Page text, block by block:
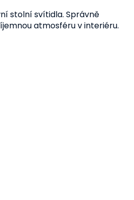
stolní svítidla. Správně
atmosféru v interiéru.